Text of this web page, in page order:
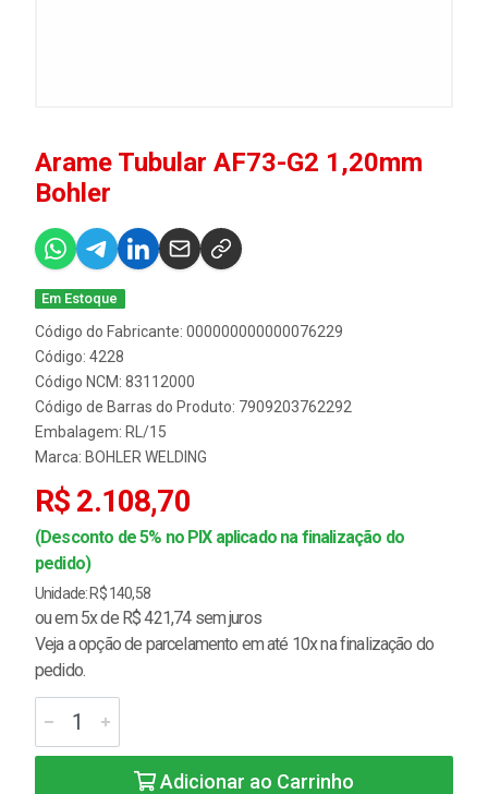
Arame Tubular AF73-G2 1,20mm
Bohler
Em Estoque
Código do Fabricante: 000000000000076229
Código: 4228
Código NCM: 83112000
Código de Barras do Produto: 7909203762292
Embalagem: RL/15
Marca: BOHLER WELDING
R$ 2.108,70
(Desconto de 5% no PIX aplicado na finalização do
pedido)
Unidade: R$ 140,58
ou em 5x de R$ 421,74 sem juros
Veja a opção de parcelamento em até 10x na finalização do
pedido.
Adicionar ao Carrinho